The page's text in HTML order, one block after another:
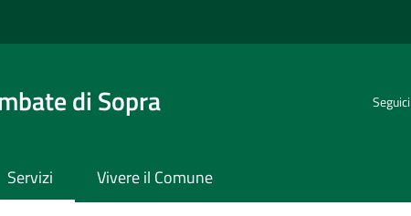
di Sopra
Servizi Vivere il Comune